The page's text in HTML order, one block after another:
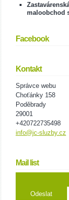
maloobchod
Facebook
Kontakt
Správce webu
Choťánky 158
Poděbrady
29001
+420722735498
info@jc-sluzby.cz
Mail list